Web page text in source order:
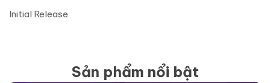
Initial Release
Sản phẩm nổi bật